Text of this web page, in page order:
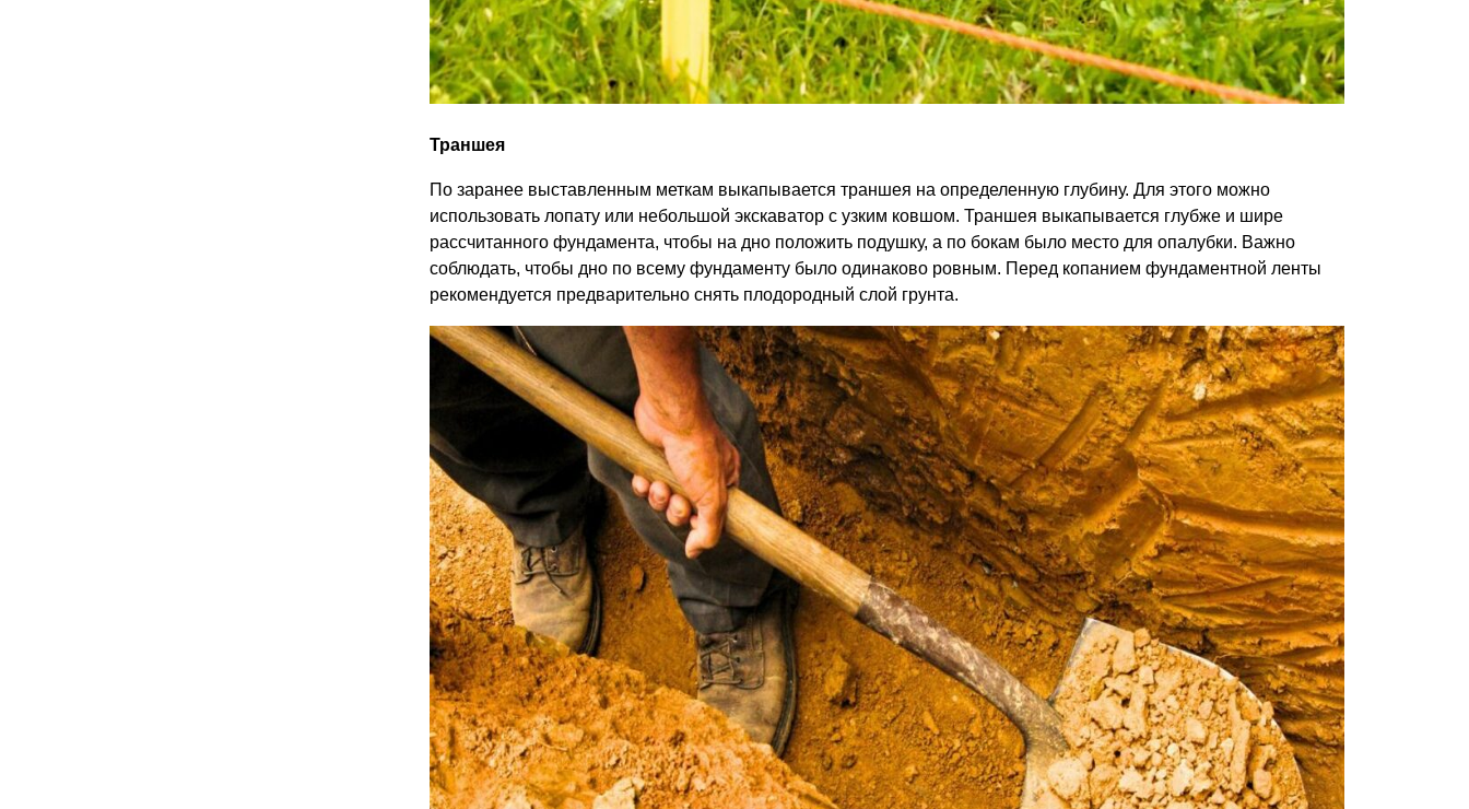
Траншея
По заранее выставленным меткам выкапывается траншея на определенную глубину. Для этого можно
использовать лопату или небольшой экскаватор с узким ковшом. Траншея выкапывается глубже и шире
рассчитанного фундамента, чтобы на дно положить подушку, а по бокам было место для опалубки. Важно
соблюдать, чтобы дно по всему фундаменту было одинаково ровным. Перед копанием фундаментной ленты
рекомендуется предварительно снять плодородный слой грунта.